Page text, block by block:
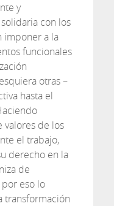
y
con los
imponer a la
funcionales
otras –
hasta el
de los
el trabajo,
derecho en la
de
eso lo
transformación